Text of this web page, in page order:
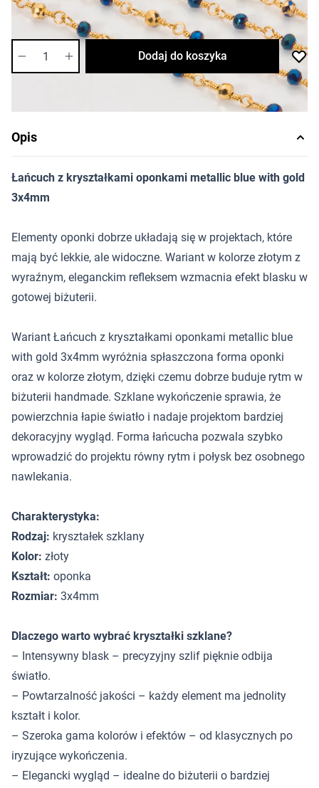
Dostępność:średnia
Dodaj do koszyka
Opis
Łańcuch z kryształkami oponkami metallic blue with gold
3x4mm
Elementy oponki dobrze układają się w projektach, które
mają być lekkie, ale widoczne. Wariant w kolorze złotym z
wyraźnym, eleganckim refleksem wzmacnia efekt blasku w
gotowej biżuterii.
Wariant Łańcuch z kryształkami oponkami metallic blue
with gold 3x4mm wyróżnia spłaszczona forma oponki
oraz w kolorze złotym, dzięki czemu dobrze buduje rytm w
biżuterii handmade. Szklane wykończenie sprawia, że
powierzchnia łapie światło i nadaje projektom bardziej
dekoracyjny wygląd. Forma łańcucha pozwala szybko
wprowadzić do projektu równy rytm i połysk bez osobnego
nawlekania.
Charakterystyka:
Rodzaj: kryształek szklany
Kolor: złoty
Kształt: oponka
Rozmiar: 3x4mm
Dlaczego warto wybrać kryształki szklane?
– Intensywny blask – precyzyjny szlif pięknie odbija
światło.
– Powtarzalność jakości – każdy element ma jednolity
kształt i kolor.
– Szeroka gama kolorów i efektów – od klasycznych po
iryzujące wykończenia.
– Elegancki wygląd – idealne do biżuterii o bardziej